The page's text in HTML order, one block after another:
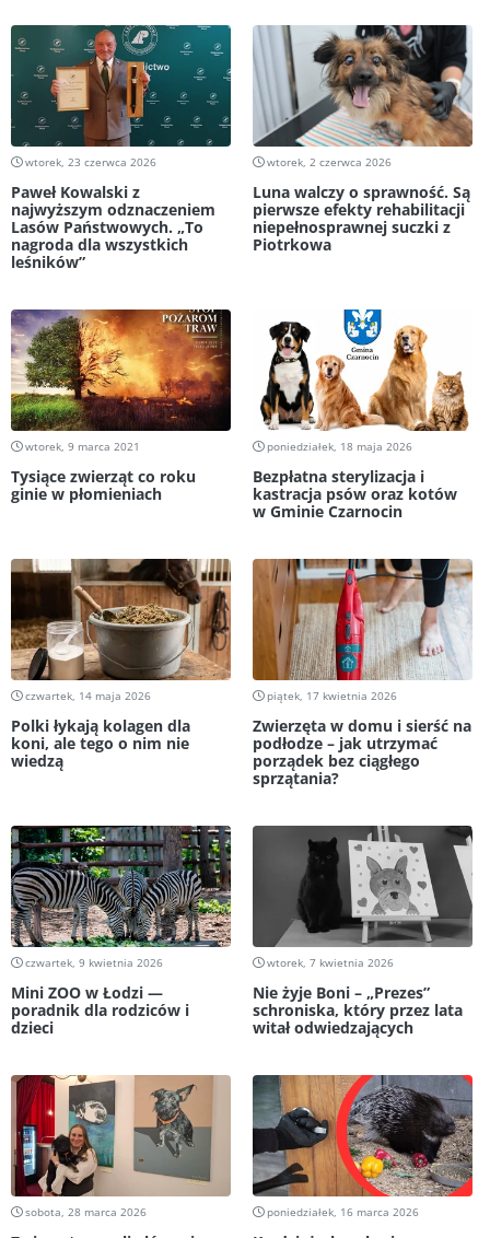
wtorek, 23 czerwca 2026
Paweł Kowalski z
najwyższym odznaczeniem
Lasów Państwowych. „To
nagroda dla wszystkich
leśników”
wtorek, 2 czerwca 2026
Luna walczy o sprawność. Są
pierwsze efekty rehabilitacji
niepełnosprawnej suczki z
Piotrkowa
wtorek, 9 marca 2021
Tysiące zwierząt co roku
ginie w płomieniach
poniedziałek, 18 maja 2026
Bezpłatna sterylizacja i
kastracja psów oraz kotów
w Gminie Czarnocin
czwartek, 14 maja 2026
Polki łykają kolagen dla
koni, ale tego o nim nie
wiedzą
piątek, 17 kwietnia 2026
Zwierzęta w domu i sierść na
podłodze – jak utrzymać
porządek bez ciągłego
sprzątania?
czwartek, 9 kwietnia 2026
Mini ZOO w Łodzi —
poradnik dla rodziców i
dzieci
wtorek, 7 kwietnia 2026
Nie żyje Boni – „Prezes”
schroniska, który przez lata
witał odwiedzających
sobota, 28 marca 2026 poniedziałek, 16 marca 2026